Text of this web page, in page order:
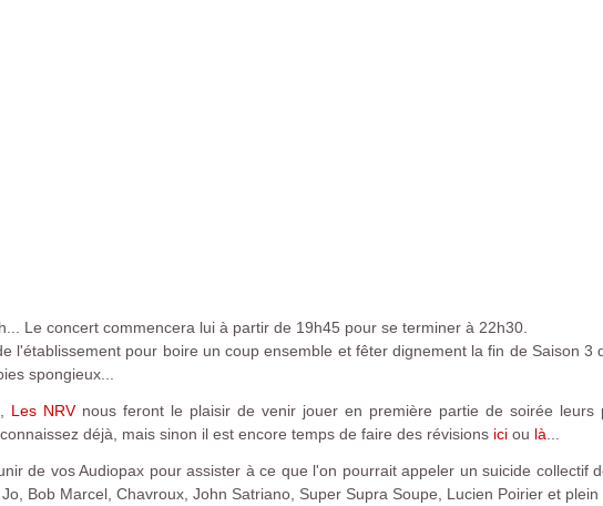
Le concert commencera lui à partir de 19h45 pour se terminer à 22h30.
l'établissement pour boire un coup ensemble et fêter dignement la fin de Saison 3
spongieux...
Les NRVnous feront le plaisir de venir jouer en première partie de soirée leurs
déjà, mais sinon il est encore temps de faire des révisions iciou là
de vos Audiopax pour assister à ce que l'on pourrait appeler un suicide collectif
Bob Marcel, Chavroux, John Satriano, Super Supra Soupe, Lucien Poirier et